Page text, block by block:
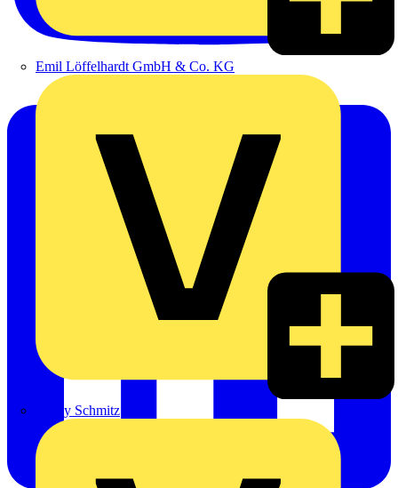
Emil Löffelhardt GmbH & Co. KG
Hardy Schmitz